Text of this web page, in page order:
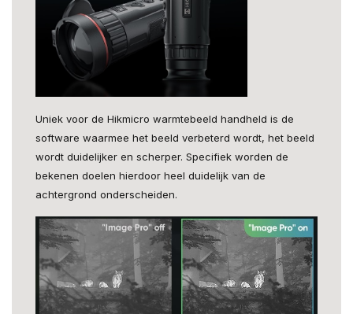
Uniek voor de Hikmicro warmtebeeld handheld is de
software waarmee het beeld verbeterd wordt, het beeld
wordt duidelijker en scherper. Specifiek worden de
bekenen doelen hierdoor heel duidelijk van de
achtergrond onderscheiden.